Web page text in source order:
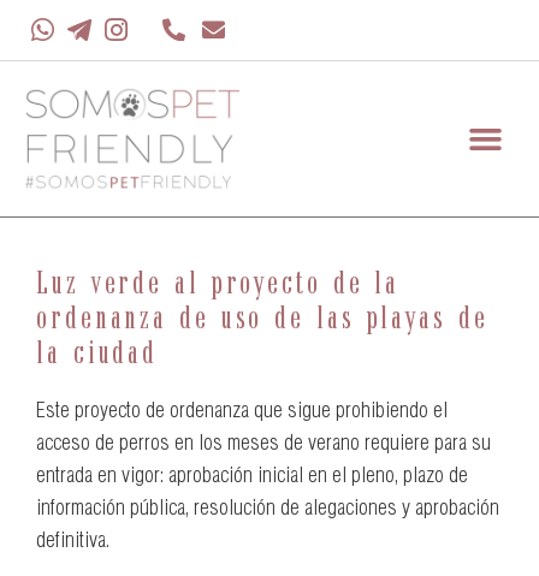
Luz verde al proyecto de la
ordenanza de uso de las playas de
la ciudad
Este proyecto de ordenanza que sigue prohibiendo el
acceso de perros en los meses de verano requiere para su
entrada en vigor: aprobación inicial en el pleno, plazo de
información pública, resolución de alegaciones y aprobación
definitiva.